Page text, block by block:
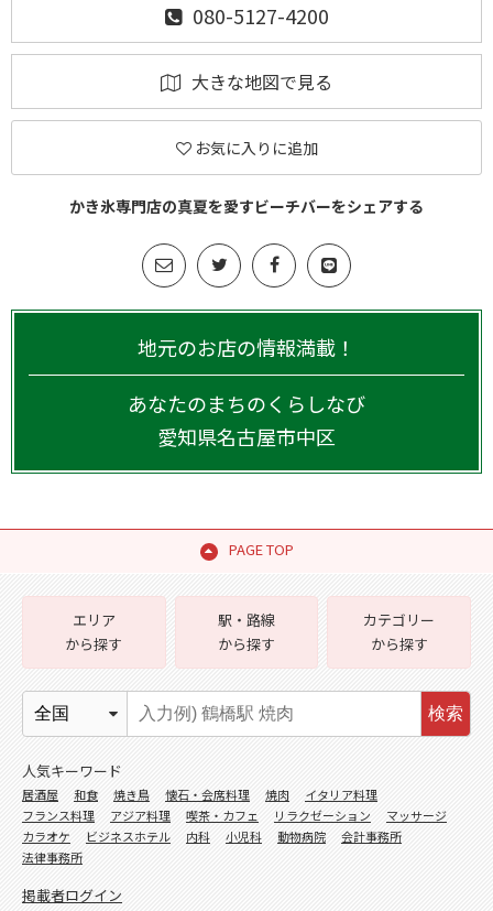
080-5127-4200
大きな地図で見る
お気に入りに追加
かき氷専門店の真夏を愛すビーチバーをシェアする
地元のお店の情報満載！
あなたのまちのくらしなび
愛知県名古屋市中区
PAGE TOP
エリア
から探す
駅・路線
から探す
カテゴリー
から探す
検索
人気キーワード
居酒屋 和食 焼き鳥 懐石・会席料理 焼肉
イタリア料理
フランス料理
アジア料理 喫茶・カフェ リラクゼーション
マッサージ
カラオケ
ビジネスホテル 内科 小児科 動物病院
会計事務所
法律事務所
掲載者ログイン